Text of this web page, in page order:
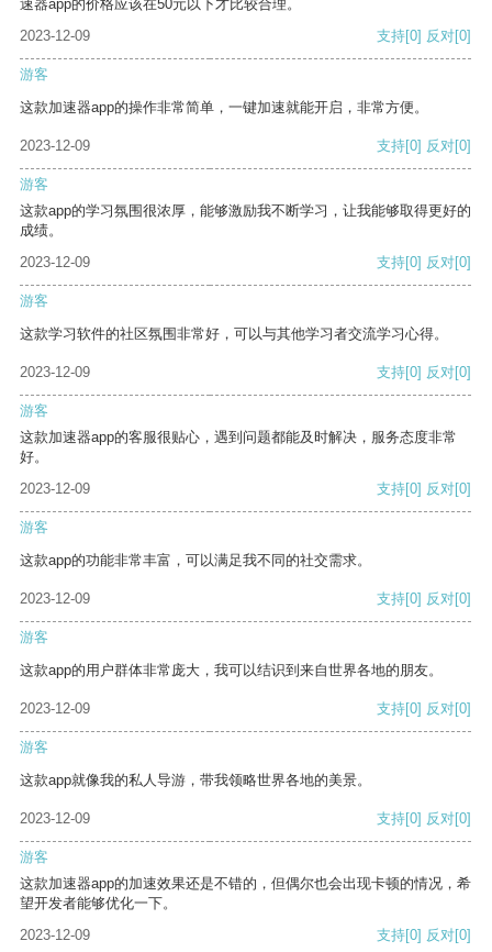
速器app的价格应该在50元以下才比较合理。
2023-12-09
支持[0] 反对[0]
游客
这款加速器app的操作非常简单，一键加速就能开启，非常方便。
2023-12-09 支持[0] 反对[0]
游客
这款app的学习氛围很浓厚，能够激励我不断学习，让我能够取得更好的
成绩。
2023-12-09
支持[0] 反对[0]
游客
这款学习软件的社区氛围非常好，可以与其他学习者交流学习心得。
2023-12-09 支持[0] 反对[0]
游客
这款加速器app的客服很贴心，遇到问题都能及时解决，服务态度非常
好。
2023-12-09
支持[0] 反对[0]
游客
这款app的功能非常丰富，可以满足我不同的社交需求。
2023-12-09 支持[0] 反对[0]
游客
这款app的用户群体非常庞大，我可以结识到来自世界各地的朋友。
2023-12-09 支持[0] 反对[0]
游客
这款app就像我的私人导游，带我领略世界各地的美景。
2023-12-09 支持[0] 反对[0]
游客
这款加速器app的加速效果还是不错的，但偶尔也会出现卡顿的情况，希
望开发者能够优化一下。
2023-12-09
支持[0] 反对[0]